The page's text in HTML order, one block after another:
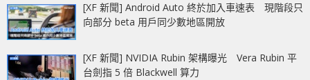
[XF 新聞] Android Auto 終於加入車速表 現階段只
向部分 beta 用戶同少數地區開放
[XF 新聞] NVIDIA Rubin 架構曝光 Vera Rubin 平
台劍指 5 倍 Blackwell 算力